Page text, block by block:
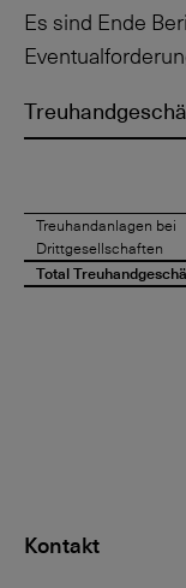
Es sind Ende
Treuhandanlagen bei
Drittgesellschaften
Total
Kontakt